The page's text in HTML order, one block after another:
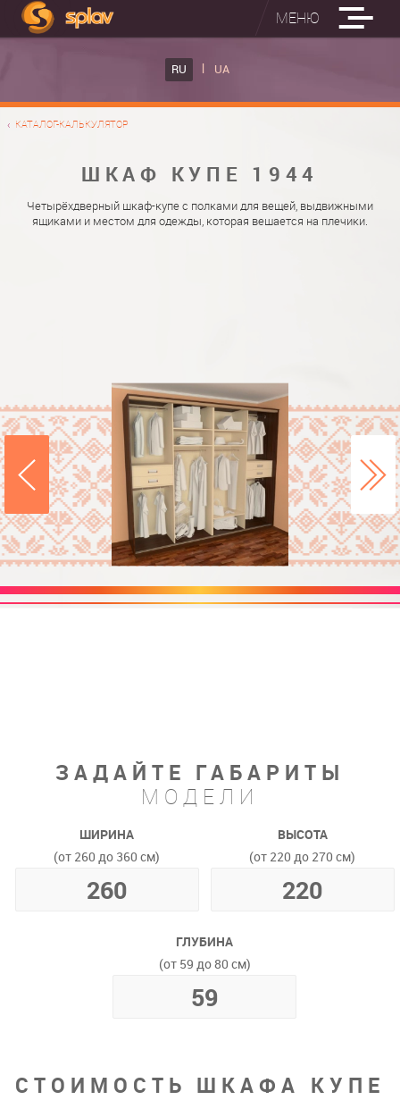
МЕНЮ
RU UA
КАТАЛОГ-КАЛЬКУЛЯТОР
ШКАФ КУПЕ 1944
Четырёхдверный шкаф-купе с полками для вещей, выдвижными
ящиками и местом для одежды, которая вешается на плечики.
ЗАДАЙТЕ ГАБАРИТЫ
МОДЕЛИ
ШИРИНА
(от 260 до 360 см)
ВЫСОТА
(от 220 до 270 см)
ГЛУБИНА
(от 59 до 80 см)
СТОИМОСТЬ ШКАФА КУПЕ
ВСТРОЕННЫЕ ГЛАДИЛЬНЫЕ ДОСКИ
НАСТЕННАЯ ГЛАДИЛЬНАЯ ДОСКА "РУСАЛКА"
ФОТО ШКАФОВ КУПЕ
МАТЕРИАЛЫ
ФУРНИТУРА
О НАС